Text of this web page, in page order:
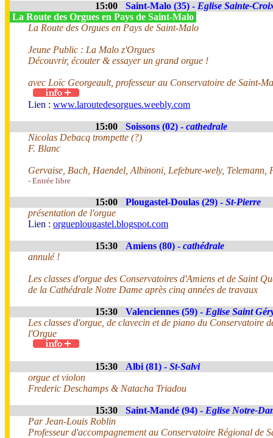
15:00 Saint-Malo (35) - Eglise Sainte-
La Route des Orgues en Pays de Saint-Malo
La Route des Orgues en Pays de Saint-Malo
Jeune Public : La Malo z'Orgues
Découvrir, écouter & essayer un grand orgue !
avec Loïc Georgeault, professeur au Conservatoire de Saint-
Lien : www.laroutedesorgues.weebly.com
15:00 Soissons (02) - cathedrale
Nicolas Debacq trompette (?)
F. Blanc
Gervaise, Bach, Haendel, Albinoni, Lefebure-wely, Telemann,
- Entrée libre
15:00 Plougastel-Doulas (29) - St-Pierre
présentation de l'orgue
Lien : orgueplougastel.blogspot.com
15:30 Amiens (80) - cathédrale
annulé !
Les classes d'orgue des Conservatoires d'Amiens et de Saint
de la Cathédrale Notre Dame après cinq années de travaux
15:30 Valenciennes (59) - Eglise Saint
Les classes d'orgue, de clavecin et de piano du Conservatoire
l'Orgue
15:30 Albi (81) - St-Salvi
orgue et violon
Frederic Deschamps & Natacha Triadou
15:30 Saint-Mandé (94) - Eglise Notre-
Par Jean-Louis Roblin
Professeur d'accompagnement au Conservatoire Régional de